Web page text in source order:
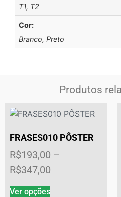
T1, T2
Cor:
Branco, Preto
Produtos
FRASES010 PÔSTER
R$193,00 –
R$347,00
Ver opções